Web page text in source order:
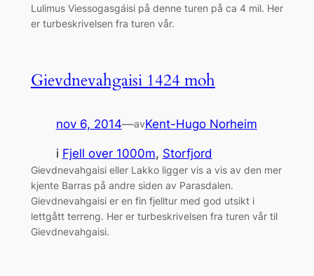
Lulimus Viessogasgáisi på denne turen på ca 4 mil. Her
er turbeskrivelsen fra turen vår.
Gievdnevahgaisi 1424 moh
nov 6, 2014—avKent-Hugo Norheim
i Fjell over 1000m, Storfjord
Gievdnevahgaisi eller Lakko ligger vis a vis av den mer
kjente Barras på andre siden av Parasdalen.
Gievdnevahgaisi er en fin fjelltur med god utsikt i
lettgått terreng. Her er turbeskrivelsen fra turen vår til
Gievdnevahgaisi.